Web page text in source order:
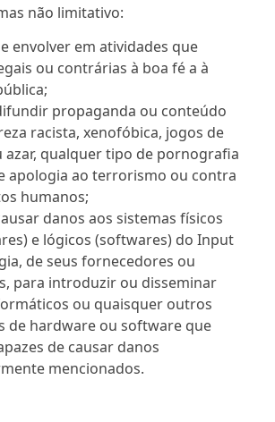
não limitativo:
envolver em atividades que
ou contrárias à boa fé a à
propaganda ou conteúdo
racista, xenofóbica, jogos de
azar, qualquer tipo de pornografia
apologia ao terrorismo ou contra
humanos;
danos aos sistemas físicos
e lógicos (softwares) do Input
de seus fornecedores ou
para introduzir ou disseminar
ou quaisquer outros
de hardware ou software que
de causar danos
mencionados.